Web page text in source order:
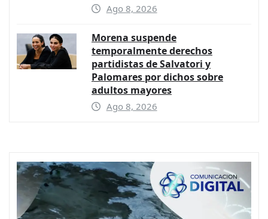
Ago 8, 2026
Morena suspende
temporalmente derechos
partidistas de Salvatori y
Palomares por dichos sobre
adultos mayores
Ago 8, 2026